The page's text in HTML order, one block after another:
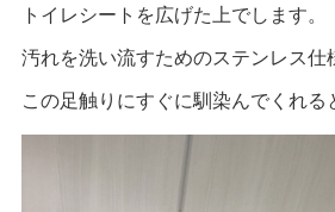
トイレシートを広げた上でします。
汚れを洗い流すためのステンレス仕
この足触りにすぐに馴染んでくれる